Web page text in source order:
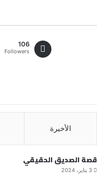
106
Followers
الأخيرة
قصة الصديق الحقيقي
3 يناير، 2024